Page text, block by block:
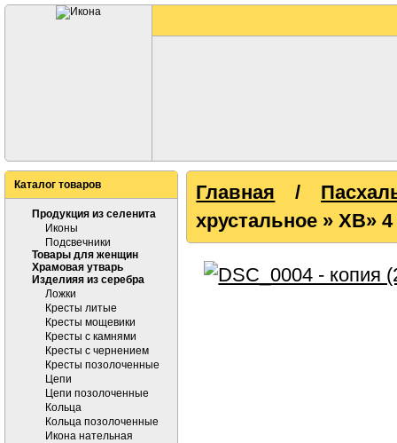
Каталог товаров
Продукция из селенита
Иконы
Подсвечники
Товары для женщин
Храмовая утварь
Изделияя из серебра
Ложки
Кресты литые
Кресты мощевики
Кресты с камнями
Кресты с чернением
Кресты позолоченные
Цепи
Цепи позолоченные
Кольца
Кольца позолоченные
Икона нательная
Главная /
хрустальное » ХВ»